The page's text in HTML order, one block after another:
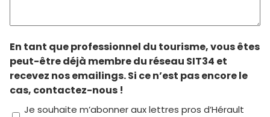
En tant que professionnel du tourisme, vous êtes
peut-être déjà membre du réseau SIT34 et
recevez nos emailings. Si ce n’est pas encore le
cas, contactez-nous !
Je souhaite m’abonner aux lettres pros d’Hérault